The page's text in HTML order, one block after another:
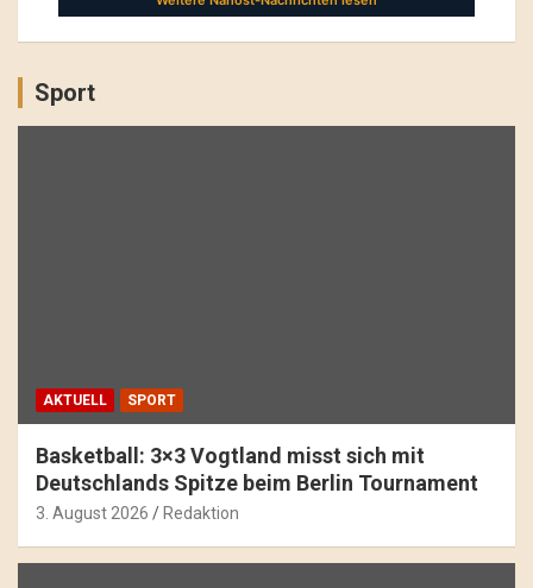
Sport
AKTUELL SPORT
Basketball: 3×3 Vogtland misst sich mit
Deutschlands Spitze beim Berlin Tournament
3. August 2026 Redaktion